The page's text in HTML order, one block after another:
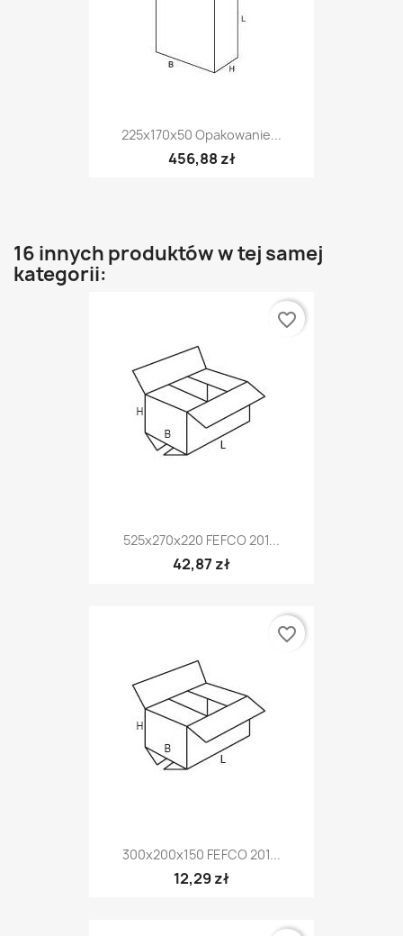
225x170x50 Opakowanie...
456,88 zł
16 innych produktów w tej samej
kategorii:
525x270x220 FEFCO 201...
42,87 zł
favorite_border
300x200x150 FEFCO 201...
12,29 zł
favorite_border